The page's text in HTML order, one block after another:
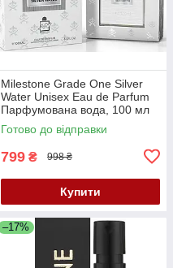
Milestone Grade One Silver
Water Unisex Eau de Parfum
Парфумована вода, 100 мл
Готово до відправки
799 ₴ 998 ₴
Купити
–17%